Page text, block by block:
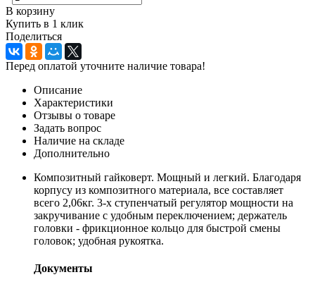
В корзину
Купить в 1 клик
Поделиться
Перед оплатой уточните наличие товара!
Описание
Характеристики
Отзывы о товаре
Задать вопрос
Наличие на складе
Дополнительно
Композитный гайковерт. Мощный и легкий. Благодаря
корпусу из композитного материала, все составляет
всего 2,06кг. 3-х ступенчатый регулятор мощности на
закручивание с удобным переключением; держатель
головки - фрикционное кольцо для быстрой смены
головок; удобная рукоятка.
Документы